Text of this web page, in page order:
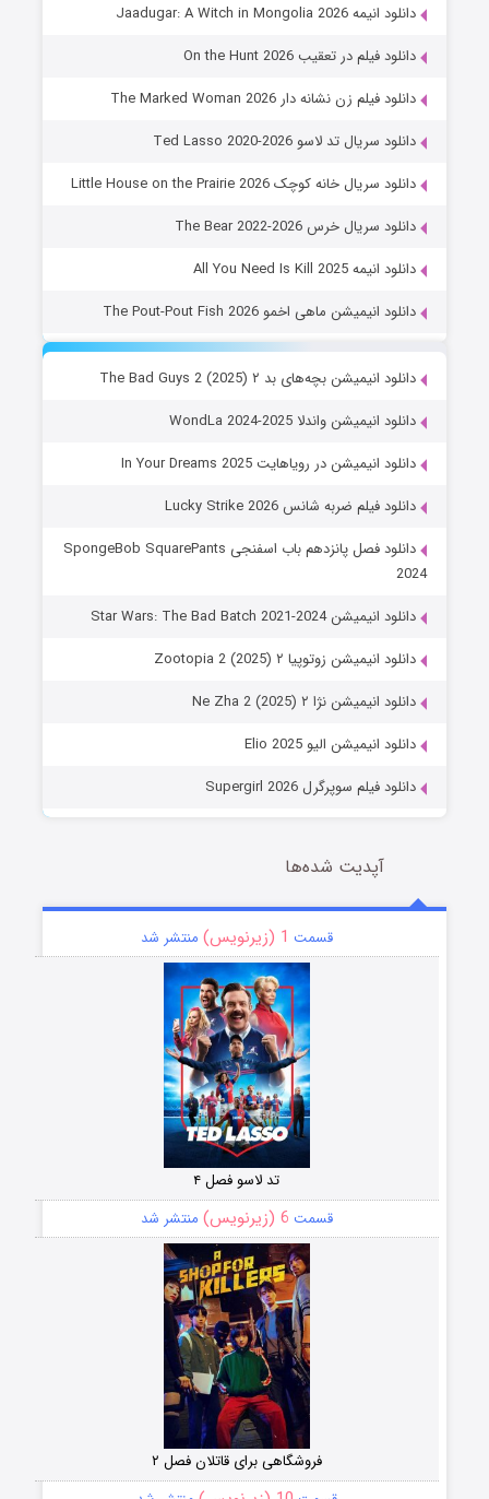
دانلود انیمه Jaadugar: A Witch in Mongolia 2026
دانلود فیلم در تعقیب On the Hunt 2026
دانلود فیلم زن نشانه دار The Marked Woman 2026
دانلود سریال تد لاسو Ted Lasso 2020-2026
دانلود سریال خانه کوچک Little House on the Prairie 2026
دانلود سریال خرس The Bear 2022-2026
دانلود انیمه All You Need Is Kill 2025
دانلود انیمیشن ماهی اخمو The Pout-Pout Fish 2026
دانلود انیمیشن بچه‌های بد ۲ The Bad Guys 2 (2025)
دانلود انیمیشن واندلا WondLa 2024-2025
دانلود انیمیشن در رویاهایت In Your Dreams 2025
دانلود فیلم ضربه شانس Lucky Strike 2026
دانلود فصل پانزدهم باب اسفنجی SpongeBob SquarePants
2024
دانلود انیمیشن Star Wars: The Bad Batch 2021-2024
دانلود انیمیشن زوتوپیا ۲ Zootopia 2 (2025)
دانلود انیمیشن نژا ۲ Ne Zha 2 (2025)
دانلود انیمیشن الیو Elio 2025
دانلود فیلم سوپرگرل Supergirl 2026
آپدیت شده‌ها
قسمت 1 (زیرنویس) منتشر شد
تد لاسو فصل ۴
قسمت 6 (زیرنویس) منتشر شد
فروشگاهی برای قاتلان فصل ۲